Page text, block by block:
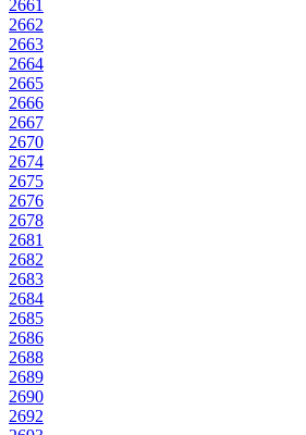
2661
2662
2663
2664
2665
2666
2667
2670
2674
2675
2676
2678
2681
2682
2683
2684
2685
2686
2688
2689
2690
2692